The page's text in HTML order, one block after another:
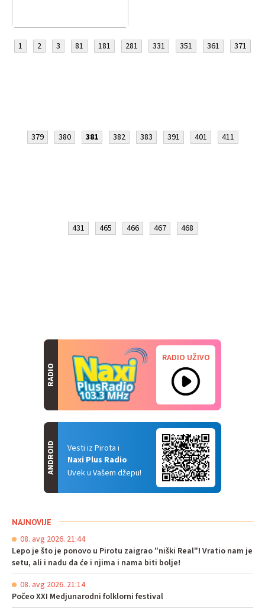
1 2 3 81 181 281 331 351 361 371
379 380 381 382 383 391 401 411
431 465 466 467 468
RADIO
RADIO UŽIVO
Vesti iz Pirota i
Naxi Plus Radio
Uvek u Vašem džepu!
ANDROID
NAJNOVIJE
08. avg 2026. 21:44
Lepo je što je ponovo u Pirotu zaigrao "niški Real"! Vratio nam je
setu, ali i nadu da će i njima i nama biti bolje!
08. avg 2026. 21:14
Počeo XXI Medjunarodni folklorni festival